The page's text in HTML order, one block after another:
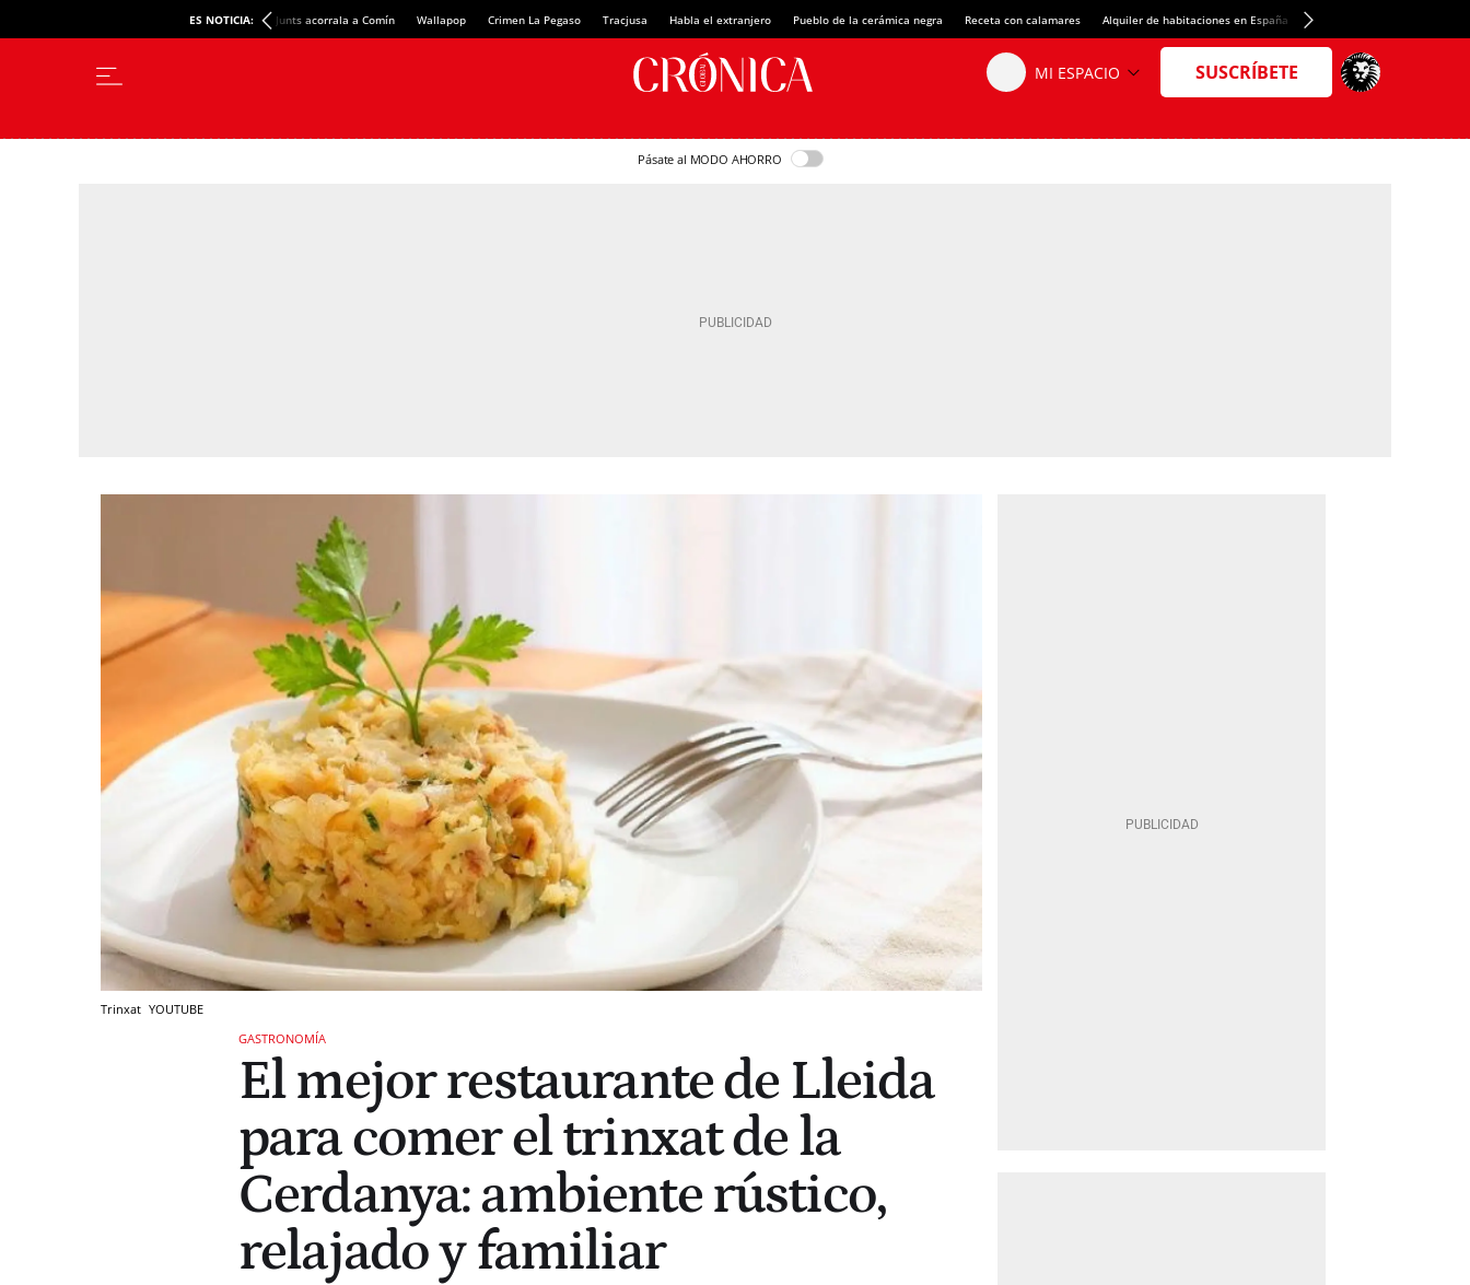
ES NOTICIA: Junts acorrala a Comín Wallapop Crimen La Pegaso Tracjusa Habla el extranjero Pueblo de la cerámica negra Receta con calamares Alquiler de habitaciones en España Crédito del Spotify Camp Nou
Pásate al MODO AHORRO
Trinxat YOUTUBE
GASTRONOMÍA
El mejor restaurante de Lleida
para comer el trinxat de la
Cerdanya: ambiente rústico,
relajado y familiar